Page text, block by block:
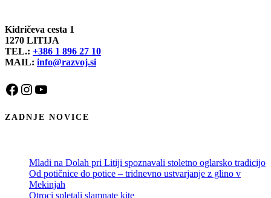
Kidričeva cesta 1
1270 LITIJA
TEL.: +386 1 896 27 10
MAIL: info@razvoj.si
Facebook
Instagram
YouTube
ZADNJE NOVICE
Mladi na Dolah pri Litiji spoznavali stoletno oglarsko tradicijo
Od potičnice do potice – tridnevno ustvarjanje z glino v
Mekinjah
Otroci spletali slamnate kite